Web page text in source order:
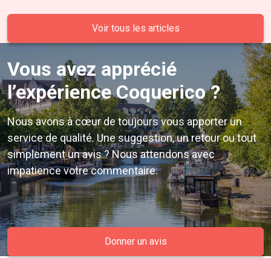
Voir tous les articles
Vous avez apprécié
l’expérience Coquerico ?
Nous avons à cœur de toujours vous apporter un
service de qualité. Une suggestion, un retour ou tout
simplement un avis ? Nous attendons avec
impatience votre commentaire.
Donner un avis